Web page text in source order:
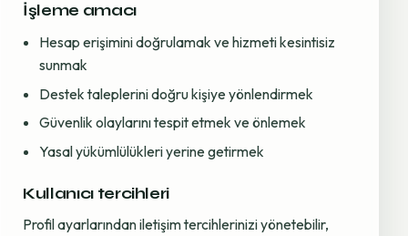
İşleme amacı
Hesap erişimini doğrulamak ve hizmeti kesintisiz
sunmak
Destek taleplerini doğru kişiye yönlendirmek
Güvenlik olaylarını tespit etmek ve önlemek
Yasal yükümlülükleri yerine getirmek
Kullanıcı tercihleri
Profil ayarlarından iletişim tercihlerinizi yönetebilir,